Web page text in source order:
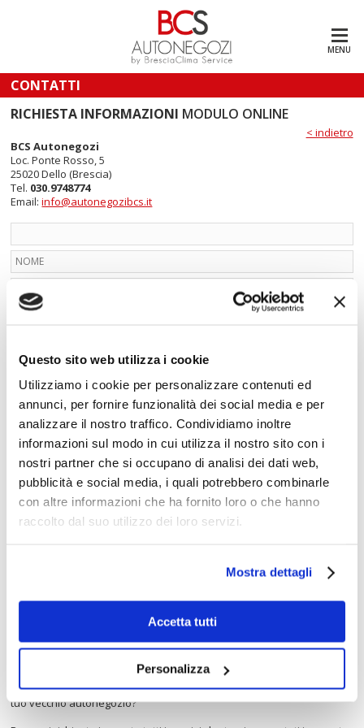
Questo sito web utilizza i cookie
Utilizziamo i cookie per personalizzare contenuti ed
annunci, per fornire funzionalità dei social media e per
analizzare il nostro traffico. Condividiamo inoltre
informazioni sul modo in cui utilizza il nostro sito con i
nostri partner che si occupano di analisi dei dati web,
pubblicità e social media, i quali potrebbero combinarle
con altre informazioni che ha fornito loro o che hanno
raccolto dal suo utilizzo dei loro servizi.
Mostra dettagli
Accetta tutti
Personalizza
MENU
CONTATTI
RICHIESTA INFORMAZIONI MODULO ONLINE
< indietro
BCS Autonegozi
Loc. Ponte Rosso, 5
25020 Dello (Brescia)
Tel. 030.9748774
Email:info@autonegozibcs.it
Acconsento al trattamento dei dati personali ai sensi delReg. UE
n.679/2016 (GDPR).
Sei alla ricerca di un autonegozio usato? Vuoi progettare e realizzare
il tuo "camion per mercati" con tutti gli accessori per rendere più
comoda la tua attività di tutti i giorni? Devi dare una bella sistemata al
tuo vecchio autonegozio?